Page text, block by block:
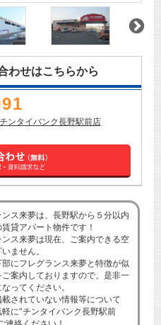
わせはこちらから
チンタイバンク長野駅前店
ンス来夢は、長野駅から５分以内
貸アパート物件です！
ンス来夢は現在、ご案内できる空
ません。
にフレグランス来夢と特徴が似
案内しておりますので、是非一
ってください。
載されていない情報等について
に”チンタイバンク長野駅前